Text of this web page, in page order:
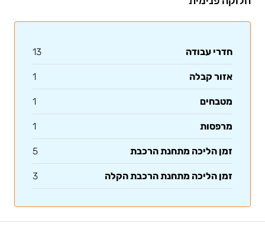
חדרי עבודה 13
אזור קבלה 1
מטבחים 1
מרפסות 1
זמן הליכה מתחנת הרכבת 5
זמן הליכה מתחנת הרכבת הקלה 3